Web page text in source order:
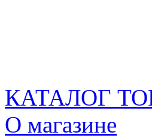
КАТАЛОГ
О магазине